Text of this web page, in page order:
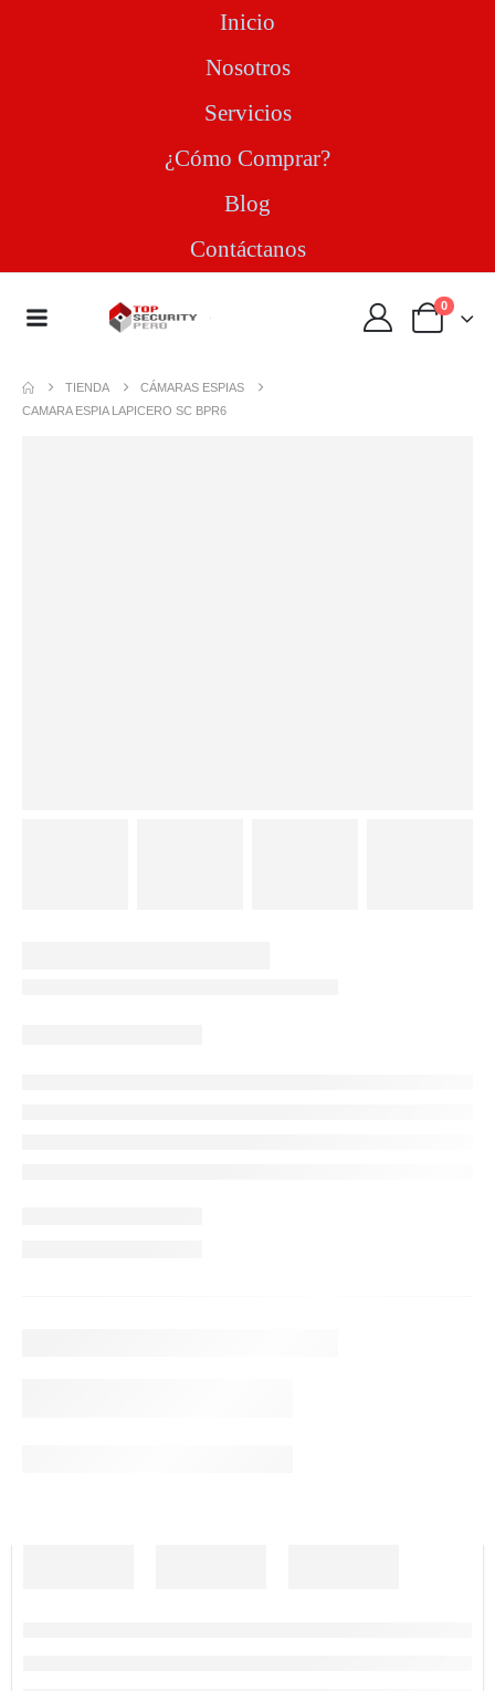
Inicio
Nosotros
Servicios
¿Cómo Comprar?
Blog
Contáctanos
0
TIENDA
CÁMARAS ESPIAS
CAMARA ESPIA LAPICERO SC BPR6